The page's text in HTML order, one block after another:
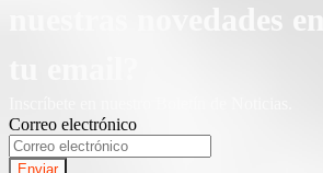
nuestras novedades en
Correo electrónico